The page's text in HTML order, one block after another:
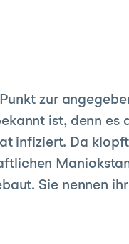
zur
ist, denn es
infiziert. Da
Sie nennen